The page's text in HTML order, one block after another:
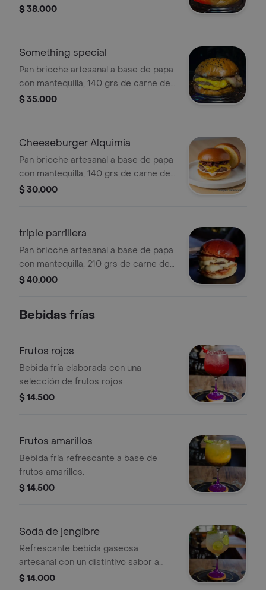
res (receta de la casa) como base
caramelizada al vino tinto. Una burger
bajo un arbol de pera tomando vino
tinto.
$ 38.000
Something special
Pan brioche artesanal a base de papa
con mantequilla, 140 grs de carne de
res (receta de la casa) queso cheddar
finalizada con cebolla caramelizada.
Nuevos sabores, nueva favorita.
$ 35.000
Cheeseburger Alquimia
Pan brioche artesanal a base de papa
con mantequilla, 140 grs de carne de
res (receta de la casa) queso cheddar
de Alquimia.
$ 30.000
triple parrillera
Pan brioche artesanal a base de papa
con mantequilla, 210 grs de carne de
res, triple carne (receta de la casa)
piña asada y caramelizada. Dulce
$ 40.000
Bebidas frías
Frutos rojos
Bebida fría elaborada con una
selección de frutos rojos.
$ 14.500
Frutos amarillos
Bebida fría refrescante a base de
frutos amarillos.
$ 14.500
Soda de jengibre
Refrescante bebida gaseosa
artesanal con un distintivo sabor a
jengibre.
$ 14.000